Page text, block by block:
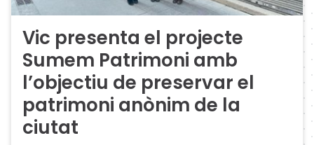
Vic presenta el projecte
Sumem Patrimoni amb
l’objectiu de preservar el
patrimoni anònim de la
ciutat